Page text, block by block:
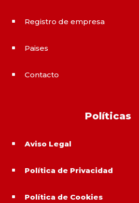
^ Registro de empresa
^ Paises
^ Contacto
Políticas
^ Aviso Legal
^ Política de Privacidad
^ Política de Cookies